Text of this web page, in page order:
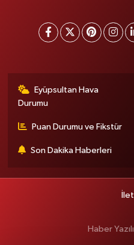
Eyüpsultan Hava
Durumu
Puan Durumu ve Fikstür
Son Dakika Haberleri
Haber